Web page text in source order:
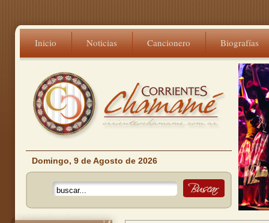
Inicio Noticias Cancionero Biografías
Domingo, 9 de Agosto de 2026